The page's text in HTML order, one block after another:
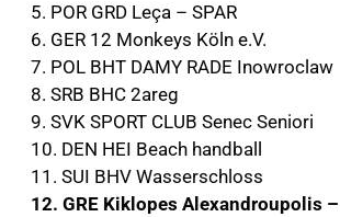
5. POR GRD Leça – SPAR
6. GER 12 Monkeys Köln e.V.
7. POL BHT DAMY RADE Inowroclaw
8. SRB BHC 2areg
9. SVK SPORT CLUB Senec Seniori
10. DEN HEI Beach handball
11. SUI BHV Wasserschloss
12. GRE Kiklopes Alexandroupolis